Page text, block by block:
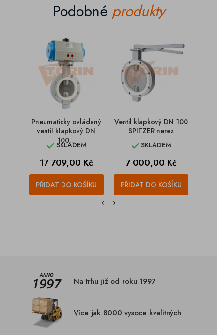
Podobné produkty
Pneumaticky ovládaný
ventil klapkový DN
100...
SKLADEM
Cena
17 709,00 Kč
PŘIDAT DO KOŠÍKU
Ventil klapkový DN 100
SPITZER nerez
SKLADEM
Cena
7 000,00 Kč
PŘIDAT DO KOŠÍKU
Na trhu již od roku 1997
Více jak 8000 vysoce kvalitných